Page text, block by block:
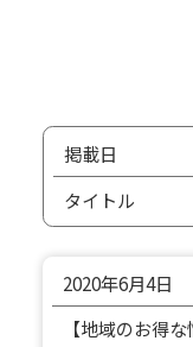
掲載日
タイトル
2020年6月4日
【地域のお得